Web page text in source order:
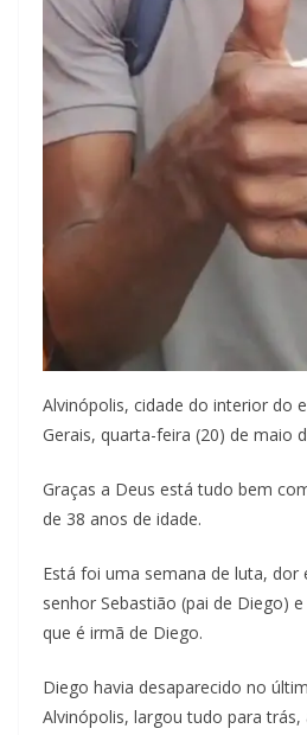
Alvinópolis, cidade do interior do
Gerais, quarta-feira (20) de maio
Graças a Deus está tudo bem
de 38 anos de idade.
Está foi uma semana de luta, dor
senhor Sebastião (pai de Diego)
que é irmã de Diego.
Diego havia desaparecido no
Alvinópolis, largou tudo para